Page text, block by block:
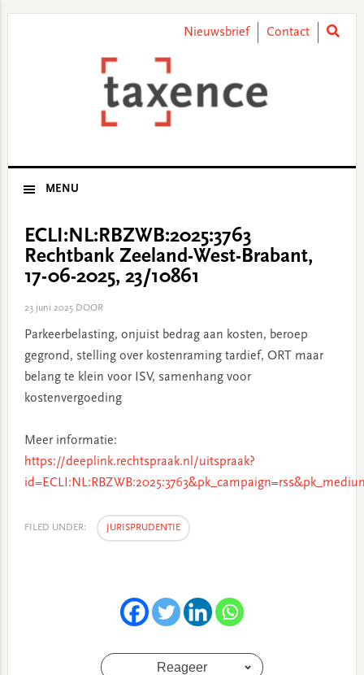
Nieuwsbrief Contact
MENU
ECLI:NL:RBZWB:2025:3763
Rechtbank Zeeland-West-Brabant,
17-06-2025, 23/10861
23 juni 2025DOOR
Parkeerbelasting, onjuist bedrag aan kosten, beroep
gegrond, stelling over kostenraming tardief, ORT maar
belang te klein voor ISV, samenhang voor
kostenvergoeding
Meer informatie:
https://deeplink.rechtspraak.nl/uitspraak?
FILED UNDER: JURISPRUDENTIE
Reageer